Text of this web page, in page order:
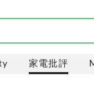
家電批評